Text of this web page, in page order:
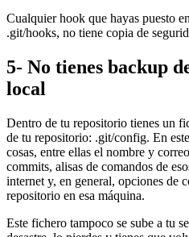
Cualquier hook que hayas puesto
.git/hooks, no tiene copia de
5- No tienes backup
local
Dentro de tu repositorio tienes un
de tu repositorio: .git/config. En
cosas, entre ellas el nombre y
commits, alisas de comandos de
internet y, en general, opciones de
repositorio en esa máquina.
Este fichero tampoco se sube a tu